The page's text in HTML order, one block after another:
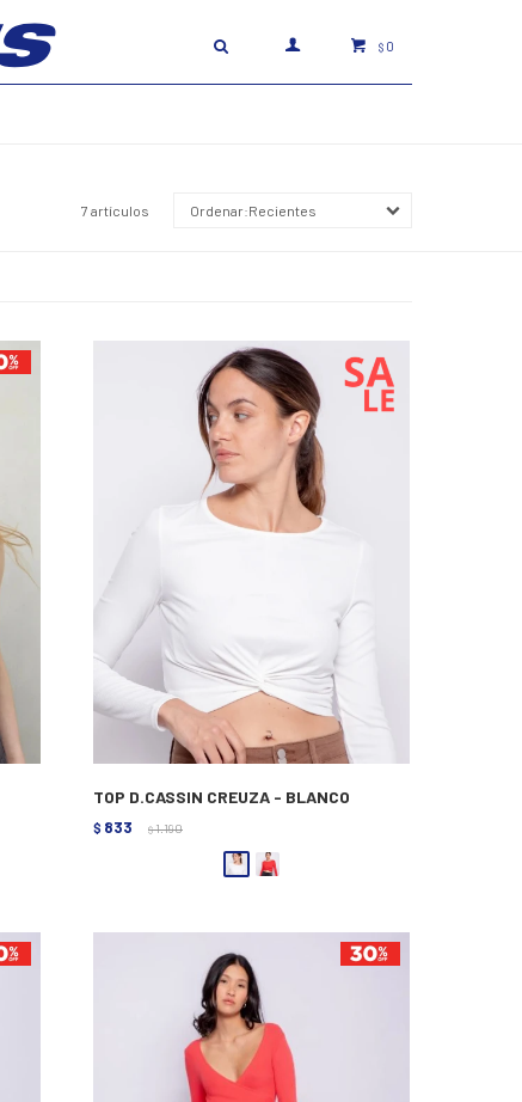
$ 0
7 artículos Recientes
TOP D.CASSIN CREUZA - BLANCO
$ 833 $ 1.190